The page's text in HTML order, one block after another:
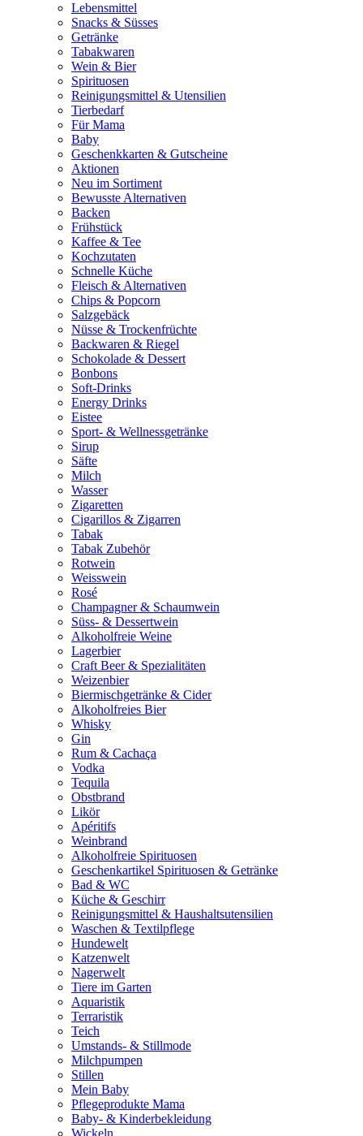
Lebensmittel
Snacks & Süsses
Getränke
Tabakwaren
Wein & Bier
Spirituosen
Reinigungsmittel & Utensilien
Tierbedarf
Für Mama
Baby
Geschenkkarten & Gutscheine
Aktionen
Neu im Sortiment
Bewusste Alternativen
Backen
Frühstück
Kaffee & Tee
Kochzutaten
Schnelle Küche
Fleisch & Alternativen
Chips & Popcorn
Salzgebäck
Nüsse & Trockenfrüchte
Backwaren & Riegel
Schokolade & Dessert
Bonbons
Soft-Drinks
Energy Drinks
Eistee
Sport- & Wellnessgetränke
Sirup
Säfte
Milch
Wasser
Zigaretten
Cigarillos & Zigarren
Tabak
Tabak Zubehör
Rotwein
Weisswein
Rosé
Champagner & Schaumwein
Süss- & Dessertwein
Alkoholfreie Weine
Lagerbier
Craft Beer & Spezialitäten
Weizenbier
Biermischgetränke & Cider
Alkoholfreies Bier
Whisky
Gin
Rum & Cachaça
Vodka
Tequila
Obstbrand
Likör
Apéritifs
Weinbrand
Alkoholfreie Spirituosen
Geschenkartikel Spirituosen & Getränke
Bad & WC
Küche & Geschirr
Reinigungsmittel & Haushaltsutensilien
Waschen & Textilpflege
Hundewelt
Katzenwelt
Nagerwelt
Tiere im Garten
Aquaristik
Terraristik
Teich
Umstands- & Stillmode
Milchpumpen
Stillen
Mein Baby
Pflegeprodukte Mama
Baby- & Kinderbekleidung
Wickeln